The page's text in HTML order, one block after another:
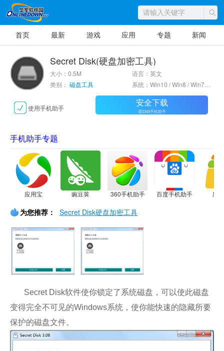
首页 最新 游戏 应用 专题 新闻
Secret Disk(硬盘加密工具)
大小：0.5M
语言：英文
类别： 磁盘工具 系统：Win10 / Win8 / Win7 / Vista / WinXP
使用手机助手 安全下载
需2345手机助手
手机助手专题
应用宝 豌豆荚 360手机助手 百度手机助手 应
为您推荐： Secret Disk硬盘加密工具
Secret Disk软件使你锁定了系统磁盘，可以使此磁盘
变得完全不可见的Windows系统，使你能快速的隐藏所要
保护的磁盘文件。